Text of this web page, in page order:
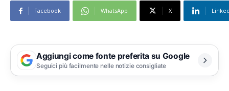
Facebook WhatsApp X
Aggiungi come fonte preferita su Google
Seguici più facilmente nelle notizie consigliate